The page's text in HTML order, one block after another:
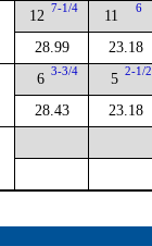
12 7-1/4
28.99
11 6
23.18
6 3-3/4
28.43
5 2-1/2
23.18